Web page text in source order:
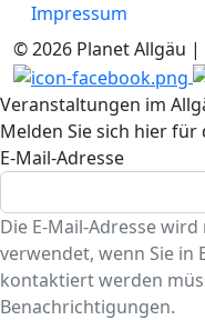
Impressum
© 2026 Planet Allgäu
Veranstaltungen im
Melden Sie sich hier
E-Mail-Adresse
Die E-Mail-Adresse
verwendet, wenn Sie in
kontaktiert werden
Benachrichtigungen.